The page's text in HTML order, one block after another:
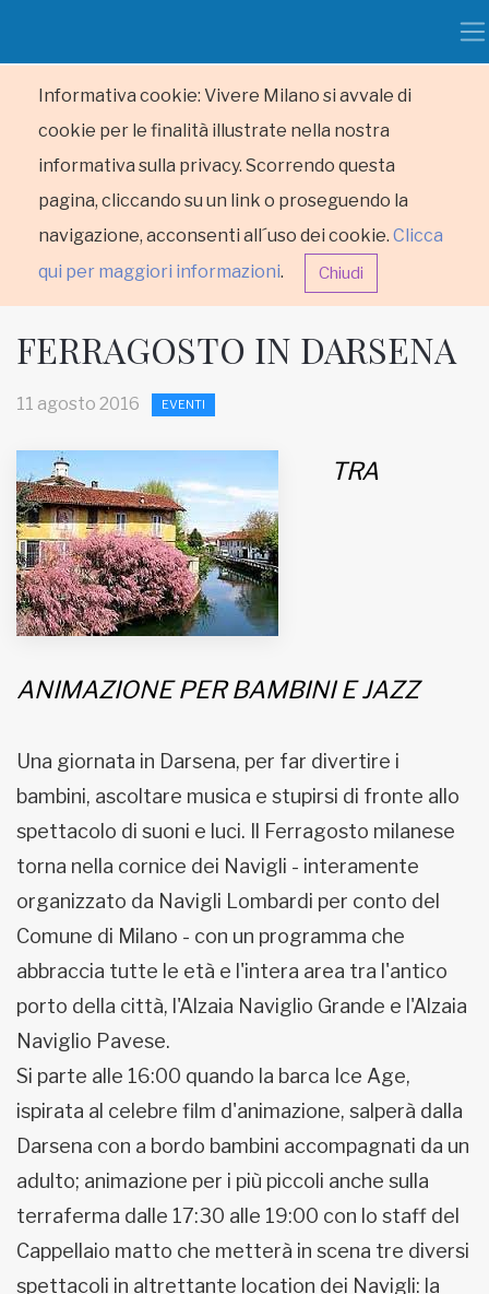
Informativa cookie: Vivere Milano si avvale di
cookie per le finalità illustrate nella nostra
informativa sulla privacy. Scorrendo questa
pagina, cliccando su un link o proseguendo la
navigazione, acconsenti all´uso dei cookie. Clicca
qui per maggiori informazioni. Chiudi
RUBRICHE
MUNICIPI
Inviateci le vostre segnalazioni
Fondato e diretto da Enzo De
EDB edizioni - Via Brivio angolo C.
Imbonati, 89 20159 Milano (Italia)
Informativa sulla privacy
FERRAGOSTO IN DARSENA
11 agosto 2016 EVENTI
TRA
ANIMAZIONE PER BAMBINI E JAZZ
Una giornata in Darsena, per far divertire i
bambini, ascoltare musica e stupirsi di fronte allo
spettacolo di suoni e luci. Il Ferragosto milanese
torna nella cornice dei Navigli - interamente
organizzato da Navigli Lombardi per conto del
Comune di Milano - con un programma che
abbraccia tutte le età e l'intera area tra l'antico
porto della città, l'Alzaia Naviglio Grande e l'Alzaia
Naviglio Pavese.
Si parte alle 16:00 quando la barca Ice Age,
ispirata al celebre film d'animazione, salperà dalla
Darsena con a bordo bambini accompagnati da un
adulto; animazione per i più piccoli anche sulla
terraferma dalle 17:30 alle 19:00 con lo staff del
Cappellaio matto che metterà in scena tre diversi
spettacoli in altrettante location dei Navigli: la